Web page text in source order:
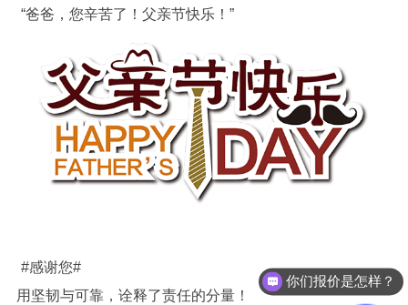
“爸爸，您辛苦了！父亲节快乐！”
#感谢您#
用坚韧与可靠，诠释了责任的分量！
你们报价是怎样？